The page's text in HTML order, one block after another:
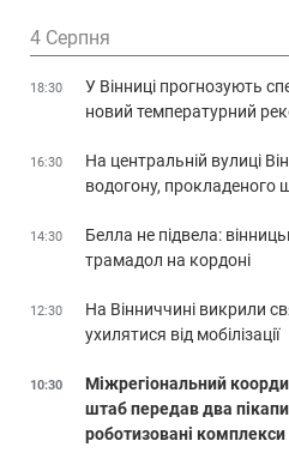
4 Серпня
18:30
У Вінниці прогнозують
новий температурний
16:30
На центральній вулиці
водогону, прокладеного
14:30
Белла не підвела:
трамадол на кордоні
12:30
На Вінниччині викрили
ухилятися від мобілізації
10:30
Міжрегіональний
штаб передав два
роботизовані